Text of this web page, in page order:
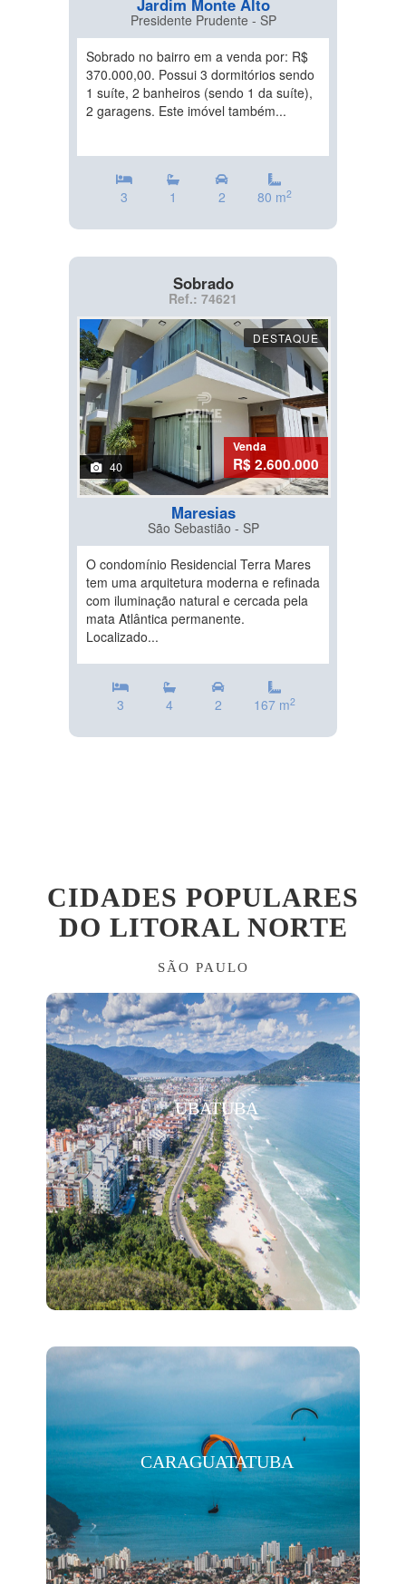
Jardim Monte Alto
Presidente Prudente - SP
Sobrado no bairro em a venda por: R$
370.000,00. Possui 3 dormitórios sendo
1 suíte, 2 banheiros (sendo 1 da suíte),
2 garagens. Este imóvel também...
3 1 2 80 m2
Sobrado
Ref.: 74621
DESTAQUE
40
Venda
R$ 2.600.000
Maresias
São Sebastião - SP
O condomínio Residencial Terra Mares
tem uma arquitetura moderna e refinada
com iluminação natural e cercada pela
mata Atlântica permanente.
Localizado...
3 4 2 167 m2
CIDADES POPULARES
DO LITORAL NORTE
SÃO PAULO
UBATUBA
CARAGUATATUBA